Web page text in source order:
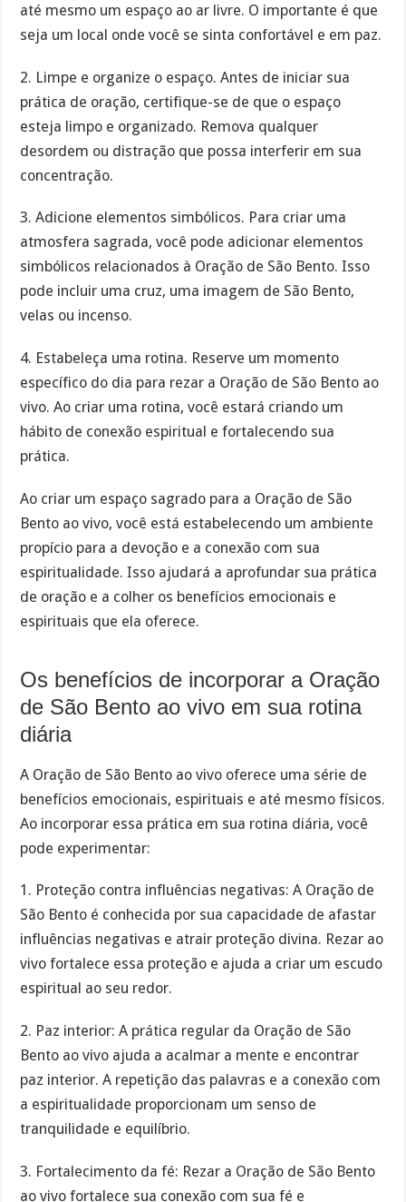
até mesmo um espaço ao ar livre. O importante é que
seja um local onde você se sinta confortável e em paz.
2. Limpe e organize o espaço. Antes de iniciar sua
prática de oração, certifique-se de que o espaço
esteja limpo e organizado. Remova qualquer
desordem ou distração que possa interferir em sua
concentração.
3. Adicione elementos simbólicos. Para criar uma
atmosfera sagrada, você pode adicionar elementos
simbólicos relacionados à Oração de São Bento. Isso
pode incluir uma cruz, uma imagem de São Bento,
velas ou incenso.
4. Estabeleça uma rotina. Reserve um momento
específico do dia para rezar a Oração de São Bento ao
vivo. Ao criar uma rotina, você estará criando um
hábito de conexão espiritual e fortalecendo sua
prática.
Ao criar um espaço sagrado para a Oração de São
Bento ao vivo, você está estabelecendo um ambiente
propício para a devoção e a conexão com sua
espiritualidade. Isso ajudará a aprofundar sua prática
de oração e a colher os benefícios emocionais e
espirituais que ela oferece.
Os benefícios de incorporar a Oração
de São Bento ao vivo em sua rotina
diária
A Oração de São Bento ao vivo oferece uma série de
benefícios emocionais, espirituais e até mesmo físicos.
Ao incorporar essa prática em sua rotina diária, você
pode experimentar:
1. Proteção contra influências negativas: A Oração de
São Bento é conhecida por sua capacidade de afastar
influências negativas e atrair proteção divina. Rezar ao
vivo fortalece essa proteção e ajuda a criar um escudo
espiritual ao seu redor.
2. Paz interior: A prática regular da Oração de São
Bento ao vivo ajuda a acalmar a mente e encontrar
paz interior. A repetição das palavras e a conexão com
a espiritualidade proporcionam um senso de
tranquilidade e equilíbrio.
3. Fortalecimento da fé: Rezar a Oração de São Bento
ao vivo fortalece sua conexão com sua fé e